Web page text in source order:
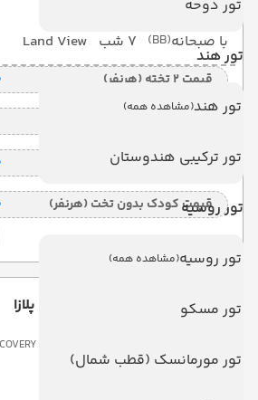
تور دوحه
تور هند
تور هند(مشاهده همه)
تور ترکیبی هندوستان
تور روسیه
تور روسیه(مشاهده همه)
تور مسکو
تور مورمانسک (قطب شمال)
با صبحانه(BB) 7 شب Land View
قیمت 2 تخته (هرنفر)
قیمت کودک با تخت (هر نفر)
قیمت کودک بدون تخت (هرنفر)
دیسکاوری کارتیکا پلازا
KARTIKA PLAZA HOTEL